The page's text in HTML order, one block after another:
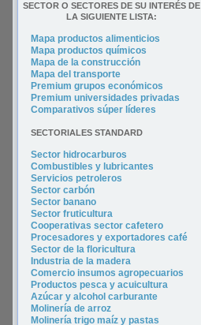
SECTOR O SECTORES DE SU INTERÉS DE
LA SIGUIENTE LISTA:
Mapa productos alimenticios
Mapa productos químicos
Mapa de la construcción
Mapa del transporte
Premium grupos económicos
Premium universidades privadas
Comparativos súper líderes
SECTORIALES STANDARD
Sector hidrocarburos
Combustibles y lubricantes
Servicios petroleros
Sector carbón
Sector banano
Sector fruticultura
Cooperativas sector cafetero
Procesadores y exportadores café
Sector de la floricultura
Industria de la madera
Comercio insumos agropecuarios
Productos pesca y acuicultura
Azúcar y alcohol carburante
Molinería de arroz
Molinería trigo maíz y pastas